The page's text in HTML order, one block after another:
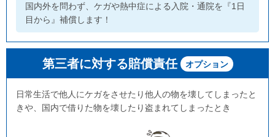
国内外を問わず、ケガや熱中症による入院・通院を『1日
目から』補償します！
第三者に対する賠償責任 オプション
日常生活で他人にケガをさせたり他人の物を壊してしまったと
きや、国内で借りた物を壊したり盗まれてしまったとき